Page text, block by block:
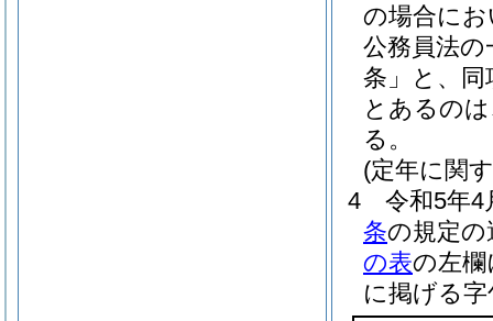
の場合に
公務員法
条」と、同
とあるの
る。
(定年に関
4
令和5年4
条の規定
の表の左
に掲げる